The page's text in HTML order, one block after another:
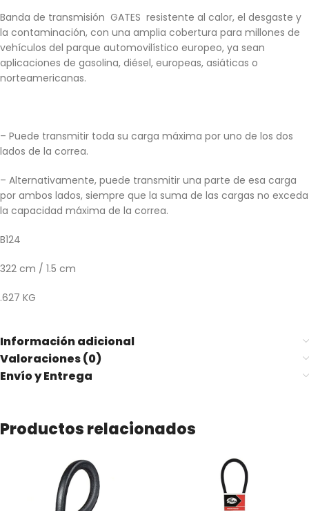
Banda de transmisión GATES resistente al calor, el desgaste y
la contaminación, con una amplia cobertura para millones de
vehículos del parque automovilístico europeo, ya sean
aplicaciones de gasolina, diésel, europeas, asiáticas o
norteamericanas.
– Puede transmitir toda su carga máxima por uno de los dos
lados de la correa.
– Alternativamente, puede transmitir una parte de esa carga
por ambos lados, siempre que la suma de las cargas no exceda
la capacidad máxima de la correa.
B124
322 cm / 1.5 cm
.627 KG
Información adicional
Valoraciones (0)
Envío y Entrega
Productos relacionados